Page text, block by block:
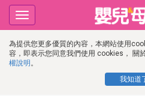
為提供您更多優質的內容，本網站使用
容，即表示您同意我們使用 cookies， 關
權說明 。
我知道
Toggle
navigation